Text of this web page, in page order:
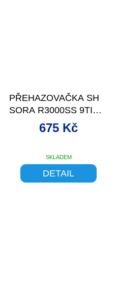
PŘEHAZOVAČKA SH
SORA R3000SS 9TI
RYCHL. KR.RAMÉNK
SKLADEM
675 Kč
DETAIL